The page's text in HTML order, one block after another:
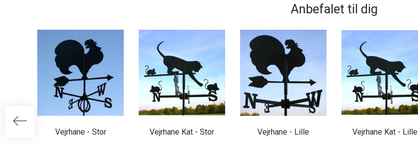
Anbefalet til dig
Vejrhane - Stor Vejrhane Kat - Stor Vejrhane - Lille Vejrhane Kat - Lille